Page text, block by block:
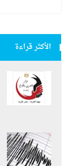
الأكثر قراءة